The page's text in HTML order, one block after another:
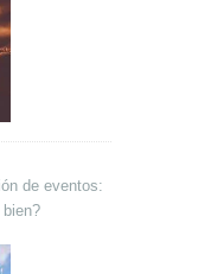
de eventos: